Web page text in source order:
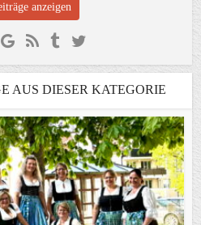
anzeigen
AUS DIESER KATEGORIE